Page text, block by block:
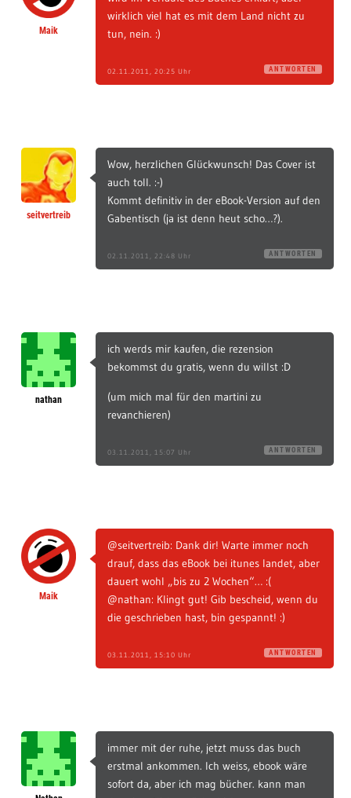
Maik
wirklich viel hat es mit dem Land nicht zu
tun, nein. :)
02.11.2011, 20:25 Uhr ANTWORTEN
seitvertreib
Wow, herzlichen Glückwunsch! Das Cover ist
auch toll. :-)
Kommt definitiv in der eBook-Version auf den
Gabentisch (ja ist denn heut scho…?).
02.11.2011, 22:48 Uhr ANTWORTEN
nathan
ich werds mir kaufen, die rezension
bekommst du gratis, wenn du willst :D
(um mich mal für den martini zu
revanchieren)
03.11.2011, 15:07 Uhr ANTWORTEN
Maik
@seitvertreib: Dank dir! Warte immer noch
drauf, dass das eBook bei itunes landet, aber
dauert wohl „bis zu 2 Wochen“… :(
@nathan: Klingt gut! Gib bescheid, wenn du
die geschrieben hast, bin gespannt! :)
03.11.2011, 15:10 Uhr ANTWORTEN
immer mit der ruhe, jetzt muss das buch
erstmal ankommen. Ich weiss, ebook wäre
sofort da, aber ich mag bücher. kann man